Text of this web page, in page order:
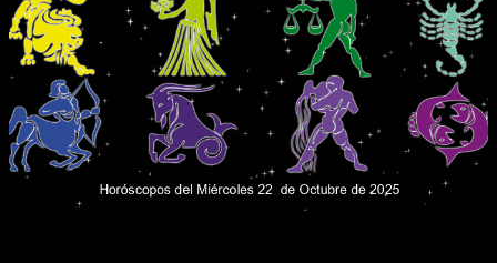
Facebook WhatsApp